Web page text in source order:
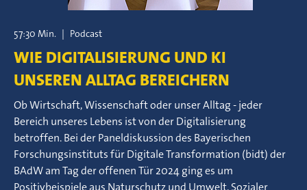
57:30 Min. | Podcast
WIE DIGITALISIERUNG UND KI
UNSEREN ALLTAG BEREICHERN
Ob Wirtschaft, Wissenschaft oder unser Alltag - jeder
Bereich unseres Lebens ist von der Digitalisierung
betroffen. Bei der Paneldiskussion des Bayerischen
Forschungsinstituts für Digitale Transformation (bidt) der
BAdW am Tag der offenen Tür 2024 ging es um
Positivbeispiele aus Naturschutz und Umwelt, Sozialer